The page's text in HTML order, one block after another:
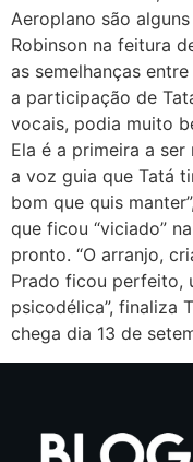
Aeroplano são
Robinson na feitura
as semelhanças
a participação de
vocais, podia muito
Ela é a primeira a
a voz guia que Tatá
bom que quis
que ficou “viciado”
pronto. “O arranjo,
Prado ficou perfeito,
psicodélica”, finaliza
chega dia 13 de